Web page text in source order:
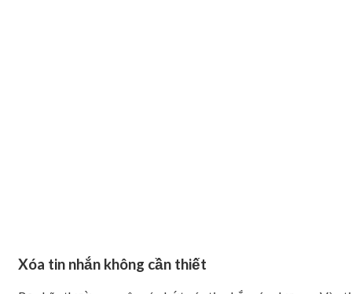
Xóa tin nhắn không cần thiết